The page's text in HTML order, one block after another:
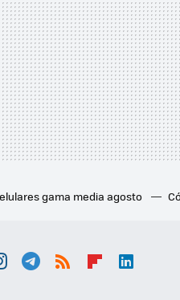
gama media agosto